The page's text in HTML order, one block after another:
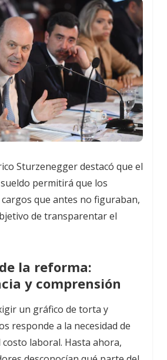
Sturzenegger destacó que el
permitirá que los
que antes no figuraban,
de transparentar el
la reforma:
y comprensión
un gráfico de torta y
responde a la necesidad de
laboral. Hasta ahora,